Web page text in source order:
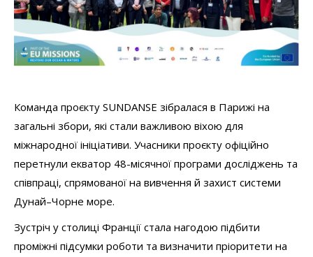
Команда проєкту SUNDANSE зібралася в Парижі на
загальні збори, які стали важливою віхою для
міжнародної ініціативи. Учасники проєкту офіційно
перетнули екватор 48-місячної програми досліджень та
співпраці, спрямованої на вивчення й захист системи
Дунай–Чорне море.
Зустріч у столиці Франції стала нагодою підбити
проміжні підсумки роботи та визначити пріоритети на